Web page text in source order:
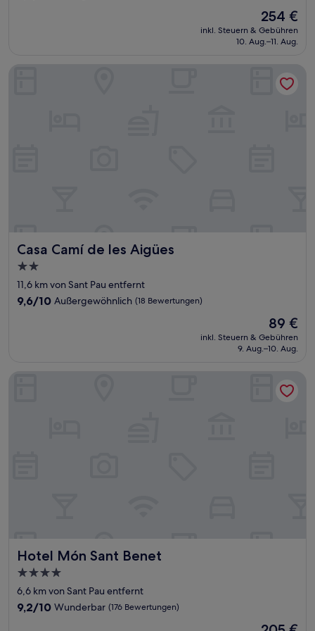
Der
Preis
beträgt
254 €
inkl. Steuern & Gebühren
10. Aug.–11. Aug.
Casa Camí de les Aigües
Casa Camí de les Aigües
2.0-
Sterne-
Unterkunft
11,6 km von Sant Pau entfernt
9.6
9,6/10 Außergewöhnlich (18 Bewertungen)
Der
Preis
beträgt
89 €
inkl. Steuern & Gebühren
9. Aug.–10. Aug.
Hotel Món Sant Benet
Hotel Món Sant Benet
4.0-
Sterne-
Unterkunft
6,6 km von Sant Pau entfernt
9.2
9,2/10 Wunderbar (176 Bewertungen)
Der
Hotel Món Sant Benet